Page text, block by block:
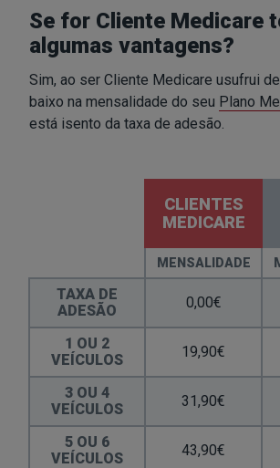
Se for Cliente Medicare
algumas vantagens?
Sim, ao ser Cliente Medicare usufrui
baixo na mensalidade do seu Plano
está isento da taxa de adesão.
CLIENTES
MEDICARE
MENSALIDADE
TAXA DE
ADESÃO
0,00€
1 OU 2
VEÍCULOS
19,90€
3 OU 4
VEÍCULOS
31,90€
5 OU 6
VEÍCULOS
43,90€